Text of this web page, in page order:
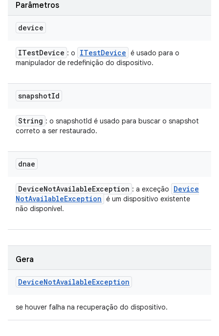
Parâmetros
device
ITestDevice : o ITestDevice é usado para o
manipulador de redefinição do dispositivo.
snapshotId
String : o snapshotId é usado para buscar o snapshot
correto a ser restaurado.
dnae
DeviceNotAvailableException : a exceção
Device
NotAvailableException é um dispositivo existente
não disponível.
Gera
DeviceNotAvailableException
se houver falha na recuperação do dispositivo.